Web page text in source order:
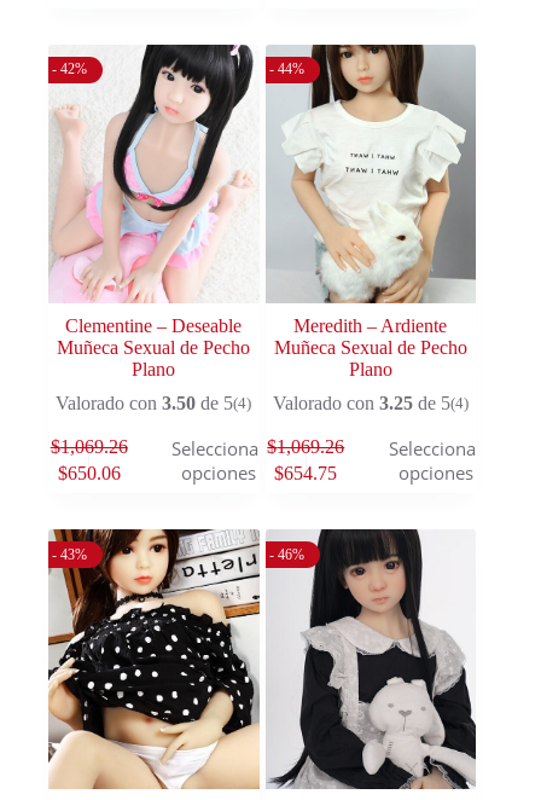
- 42%
Clementine – Deseable
Muñeca Sexual de Pecho
Plano
Valorado con3.50 de 5(4)
$1,069.26
$650.06
Seleccionar
opciones
- 44%
Meredith – Ardiente
Muñeca Sexual de Pecho
Plano
Valorado con 3.25de 5(4)
$1,069.26
$654.75
Seleccionar
opciones
- 43% - 46%